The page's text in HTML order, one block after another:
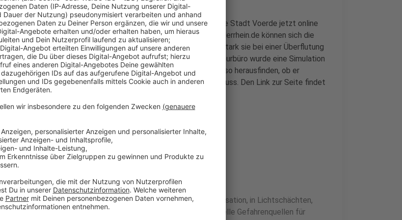
Nach der Unwetterkatastrophe im Süden NRWs veröffentlicht die Stadt Voerde jetzt online
eine sogenannte "Starkregenkarte". Über die Seite geoportal-niederrhein.de können sich die
Voerder für ihr Grundstück auf einer Karte errechnen lassen, wie stark sie bei einer Überflutung
betroffen wären. Zusammen mit einem Institut und einem Ingenieurbüro wurde eine Simulation
anhand wissenschaftlicher Daten angefertigt. Jeder Bürger kann so herausfinden, ob er
mögliche Maßnahmen an seinem Haus oder Garten durchführen muss. Den Link zur Seite findet
ihr hier.
Alle möglichen Gefahrenquellen auf einen Blick
Anzeige
Eingezeichnet ist dann auch, wenn es einen Rückstau in der Kanalisation, in Lichtschächten,
Tiefgaragen oder Kelleraußentreppen gibt. Sie sind auch potenzielle Gefahrenquellen für